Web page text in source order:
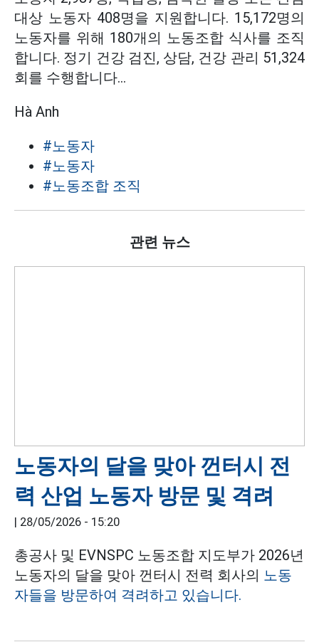
대상 노동자 408명을 지원합니다. 15,172명의
노동자를 위해 180개의 노동조합 식사를 조직
합니다. 정기 건강 검진, 상담, 건강 관리 51,324
회를 수행합니다...
Hà Anh
#노동자
#노동자
#노동조합 조직
관련 뉴스
노동자의 달을 맞아 껀터시 전
력 산업 노동자 방문 및 격려
| 28/05/2026 - 15:20
총공사 및 EVNSPC 노동조합 지도부가 2026년
노동자의 달을 맞아 껀터시 전력 회사의 노동
자들을 방문하여 격려하고 있습니다.